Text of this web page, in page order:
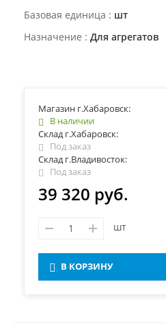
Базовая единица
шт
Назначение
Для агрегатов
Магазин г.Хабаровск:
В наличии
Склад г.Хабаровск:
Под заказ
Склад г.Владивосток:
Под заказ
39 320 руб.
шт
В КОРЗИНУ